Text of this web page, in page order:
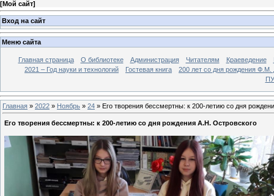
[Мой сайт]
Вход на сайт
Меню сайта
Главная страница О библиотеке Администрация Читателям Краеведение
2021 – Год науки и технологий
Гостевая книга
200 лет со дня рождения Ф.М.
Главная » 2022 » Ноябрь » 24 » Его творения бессмертны: к 200-летию со дня
Его творения бессмертны: к 200-летию со дня рождения А.Н. Островского